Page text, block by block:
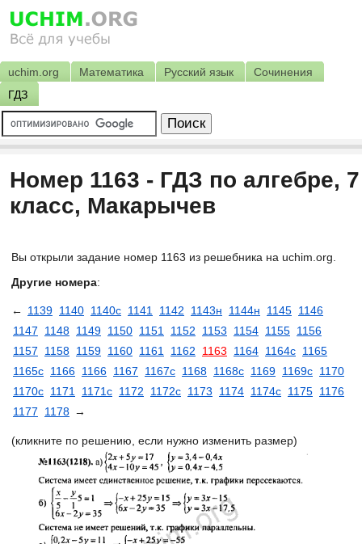
uchim.org Математика Русский язык
Сочинения
ГДЗ
Номер 1163 - ГДЗ по алгебре, 7
класс, Макарычев
Вы открыли задание номер 1163 из решебника на uchim.org.
Другие номера:
← 1139 1140 1140с 1141 1142 1143н 1144н 1145 1146
1147
1148 1149 1150 1151 1152 1153 1154 1155 1156
1157
1158 1159 1160 1161 1162 1163 1164 1164с 1165
1165с 1166 1166 1167 1167с 1168 1168с 1169 1169с 1170
1170с 1171 1171с 1172 1172с 1173 1174 1174с 1175 1176
1177
1178 →
(кликните по решению, если нужно изменить размер)